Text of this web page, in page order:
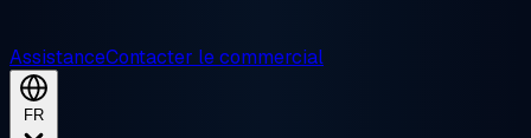
AssistanceContacter le commercial
FR